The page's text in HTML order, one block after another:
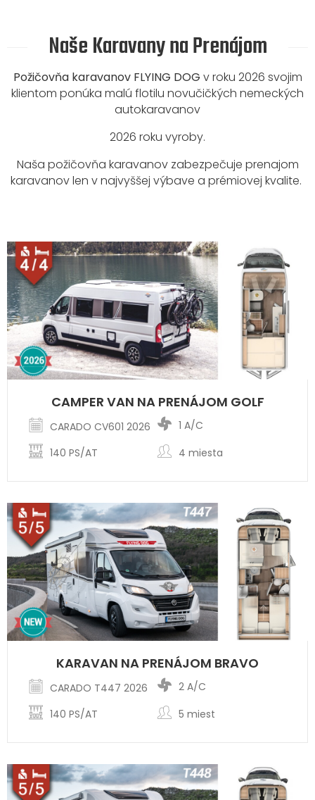
Naše Karavany na Prenájom
Požičovňa karavanov FLYING DOG v roku 2026 svojim
klientom ponúka malú flotilu novučičkých nemeckých
autokaravanov
2026 roku vyroby.
Naša požičovňa karavanov zabezpečuje prenajom
karavanov len v najvyššej výbave a prémiovej kvalite.
CAMPER VAN NA PRENÁJOM GOLF
CARADO CV601 2026
1 A/C
140 PS/AT
4 miesta
KARAVAN NA PRENÁJOM BRAVO
CARADO T447 2026
2 A/C
140 PS/AT
5 miest